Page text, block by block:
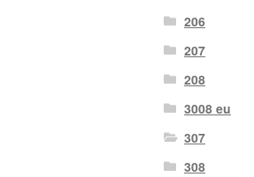
206
207
208
3008 eu
307
308